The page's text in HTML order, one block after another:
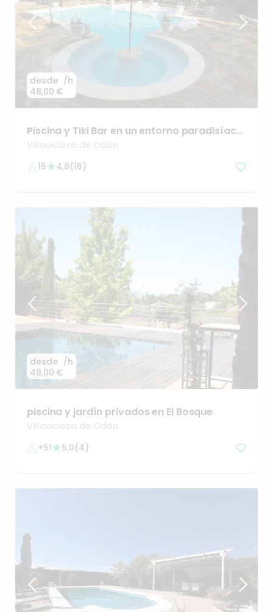
desde
48,00 €
/h
Piscina y Tiki Bar en unentorno paradisíaco
y práctico
Villaviciosa de Odón
15
4,8(16)
desde
48,00 €
/h
piscina y jardín privadosen El Bosque
Villaviciosa de Odón
+51
5,0(4)